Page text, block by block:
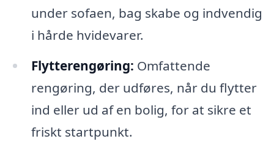
under sofaen, bag skabe og indvendig
i hårde hvidevarer.
Flytterengøring: Omfattende
rengøring, der udføres, når du flytter
ind eller ud af en bolig, for at sikre et
friskt startpunkt.